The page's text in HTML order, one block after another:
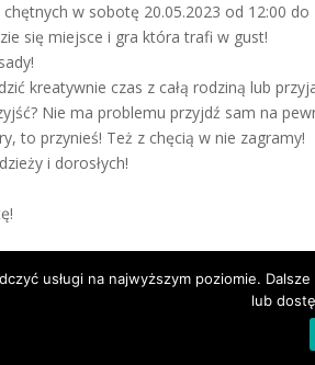
w sobotę 20.05.2023 od 12:00
się miejsce i gra która trafi w gust!
kreatywnie czas z całą rodziną lub
Nie ma problemu przyjdź sam na
to przynieś! Też z chęcią w nie zagramy!
i dorosłych!
!
usługi na najwyższym poziomie.
lub